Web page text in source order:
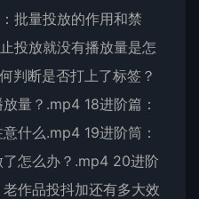
批量投放的作用和禁
投放就没有播放量是怎
判断是否打上了标签？
量？.mp4 18进阶篇：
什么.mp4 19进阶筒：
怎么办？.mp4 20进阶
作品投抖加还有多大效